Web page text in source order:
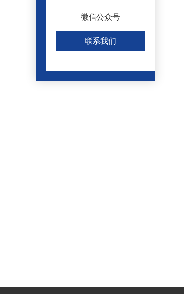
微信公众号
联系我们